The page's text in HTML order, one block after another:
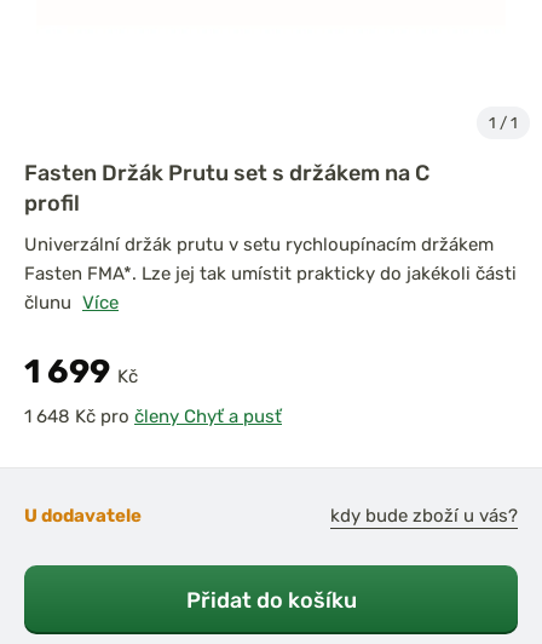
1 / 1
Fasten Držák Prutu set s držákem na C
profil
Univerzální držák prutu v setu rychloupínacím držákem
Fasten FMA*. Lze jej tak umístit prakticky do jakékoli části
člunu Více
1 699 Kč
pro členy Chyť a pusť
U dodavatele kdy bude zboží u vás?
Přidat do košíku